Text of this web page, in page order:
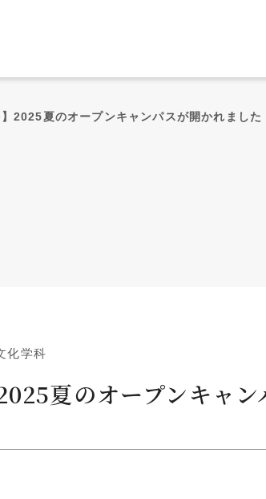
】2025夏のオープンキャンパスが開かれました
化学科
夏のオープンキャ